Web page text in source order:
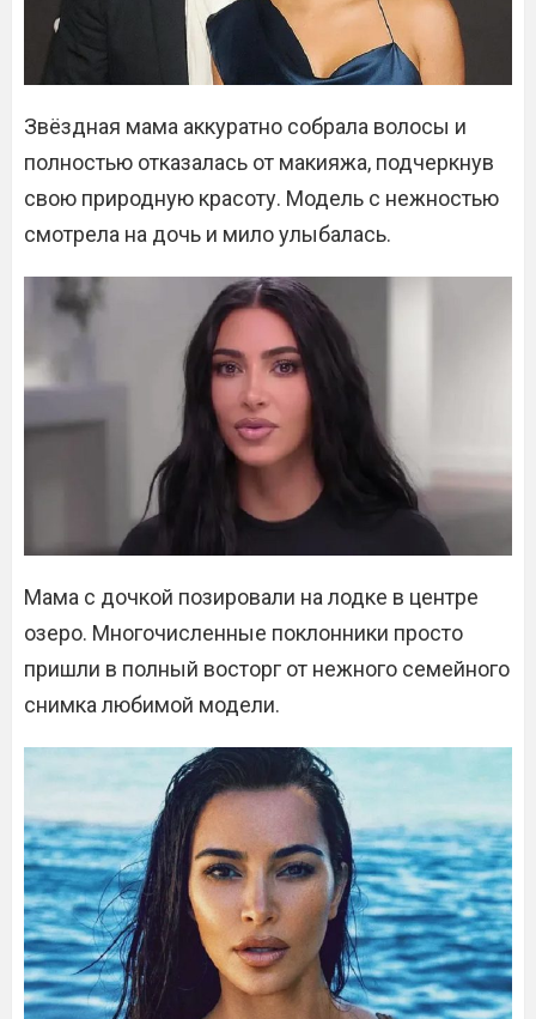
Звёздная мама аккуратно собрала волосы и
полностью отказалась от макияжа, подчеркнув
свою природную красоту. Модель с нежностью
смотрела на дочь и мило улыбалась.
Мама с дочкой позировали на лодке в центре
озеро. Многочисленные поклонники просто
пришли в полный восторг от нежного семейного
снимка любимой модели.